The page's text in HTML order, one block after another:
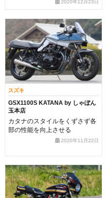
2020年12月23日
スズキ
GSX1100S KATANA by しゃぼん
玉本店
カタナのスタイルをくずさず各
部の性能を向上させる
2020年11月22日